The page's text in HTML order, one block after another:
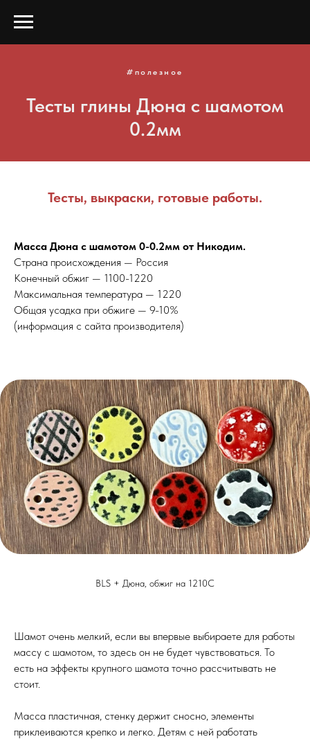
#полезное
Тесты глины Дюна с шамотом
0.2мм
Тесты, выкраски, готовые работы.
Масса Дюна с шамотом 0-0.2мм от Никодим.
Страна происхождения — Россия
Конечный обжиг — 1100-1220
Максимальная температура — 1220
Общая усадка при обжиге — 9-10%
(информация с сайта производителя)
BLS + Дюна, обжиг на 1210С
Шамот очень мелкий, если вы впервые выбираете для работы
массу с шамотом, то здесь он не будет чувствоваться. То
есть на эффекты крупного шамота точно рассчитывать не
стоит.
Масса пластичная, стенку держит сносно, элементы
приклеиваются крепко и легко. Детям с ней работать